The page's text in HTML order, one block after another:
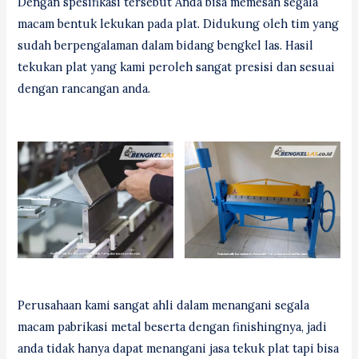
macam bentuk lekukan pada plat. Didukung oleh tim yang
sudah berpengalaman dalam bidang bengkel las. Hasil
tekukan plat yang kami peroleh sangat presisi dan sesuai
dengan rancangan anda.
Perusahaan kami sangat ahli dalam menangani segala
macam pabrikasi metal beserta dengan finishingnya, jadi
anda tidak hanya dapat menangani jasa tekuk plat tapi bisa